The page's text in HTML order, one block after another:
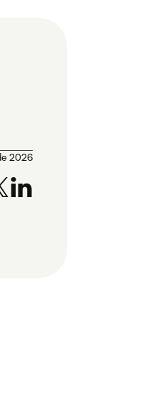
2026